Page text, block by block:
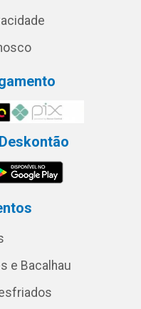
e Bacalhau